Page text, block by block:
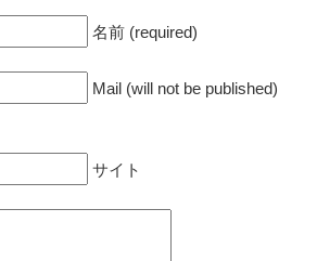
名前 (required)
Mail (will not be published)
サイト